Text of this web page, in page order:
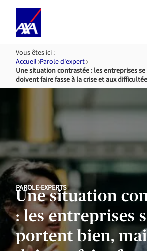
Aller au
contenu
Vous êtes ici :
Accueil Parole d'expert
Une situation contrastée : les entreprises
doivent faire fasse à la crise et aux
PAROLE-EXPERTS
Une situation
: les entreprises
portent bien,